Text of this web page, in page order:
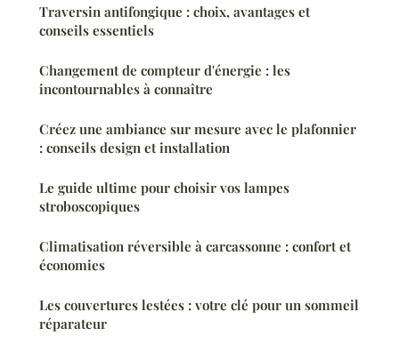
Traversin antifongique : choix, avantages et
conseils essentiels
Changement de compteur d'énergie : les
incontournables à connaître
Créez une ambiance sur mesure avec le plafonnier
: conseils design et installation
Le guide ultime pour choisir vos lampes
stroboscopiques
Climatisation réversible à carcassonne : confort et
économies
Les couvertures lestées : votre clé pour un sommeil
réparateur